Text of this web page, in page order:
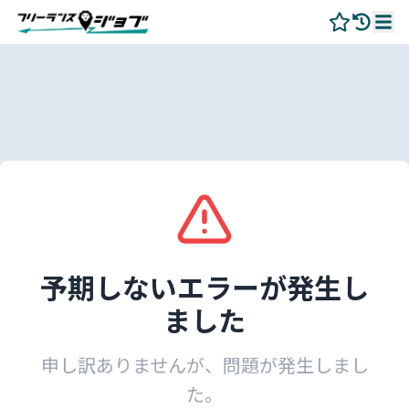
予期しないエラーが発生し
ました
申し訳ありませんが、問題が発生しまし
た。